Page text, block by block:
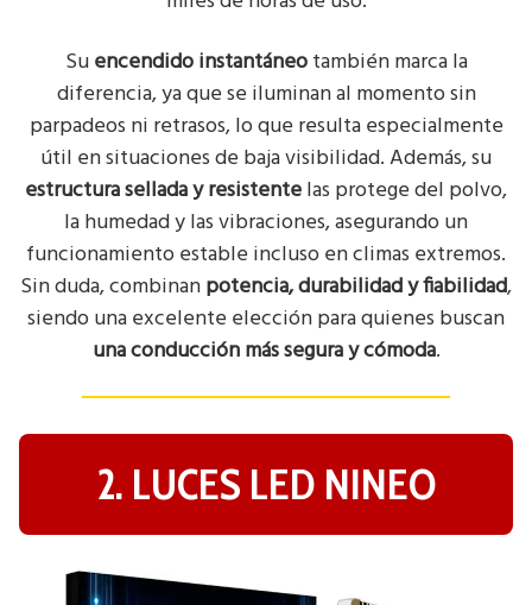
Suencendido instantáneotambién marca la
diferencia, ya que se iluminan al momento sin
parpadeos ni retrasos, lo que resulta especialmente
útil en situaciones de baja visibilidad. Además, su
estructura sellada y resistentelas protege del polvo,
la humedad y las vibraciones, asegurando un
funcionamiento estable incluso en climas extremos.
Sin duda, combinanpotencia, durabilidad y fiabilidad,
siendo una excelente elección para quienes buscan
una conducción más segura y cómoda.
2. LUCES LED NINEO